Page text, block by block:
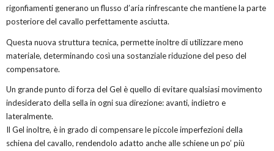
rigonfiamenti generano un flusso d’aria rinfrescante che mantiene la parte
posteriore del cavallo perfettamente asciutta.
Questa nuova struttura tecnica, permette inoltre di utilizzare meno
materiale, determinando così una sostanziale riduzione del peso del
compensatore.
Un grande punto di forza del Gel è quello di evitare qualsiasi movimento
indesiderato della sella in ogni sua direzione: avanti, indietro e
lateralmente.
Il Gel inoltre, è in grado di compensare le piccole imperfezioni della
schiena del cavallo, rendendolo adatto anche alle schiene un po’ più